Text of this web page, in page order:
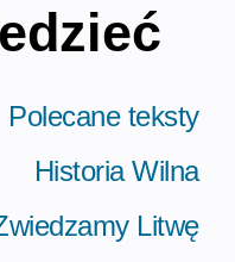
Polecane teksty
Historia Wilna
Litwę